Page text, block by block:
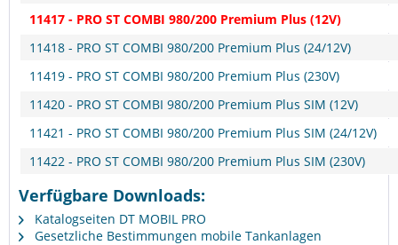
11417 - PRO ST COMBI 980/200 Premium Plus (12V)
11418 - PRO ST COMBI 980/200 Premium Plus (24/12V)
11419 - PRO ST COMBI 980/200 Premium Plus (230V)
11420 - PRO ST COMBI 980/200 Premium Plus SIM (12V)
11421 - PRO ST COMBI 980/200 Premium Plus SIM (24/12V)
11422 - PRO ST COMBI 980/200 Premium Plus SIM (230V)
Verfügbare Downloads:
Katalogseiten DT MOBIL PRO
Gesetzliche Bestimmungen mobile Tankanlagen